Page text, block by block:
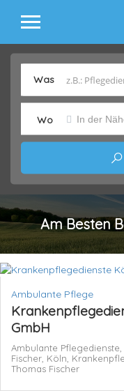
Was
Wo
Am Besten
Ambulante Pflege
GmbH
Ambulante Pflegedienste,
Fischer, Köln,
Thomas Fischer